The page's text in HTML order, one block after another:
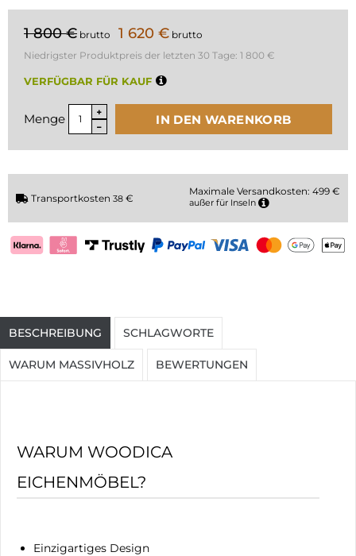
1 800 € brutto 1 620 € brutto
Niedrigster Produktpreis der letzten 30 Tage: 1 800 €
VERFÜGBAR FÜR KAUF
Menge IN DEN WARENKORB
Transportkosten 38 €
Maximale Versandkosten: 499 €
außer für Inseln
BESCHREIBUNG SCHLAGWORTE
WARUM MASSIVHOLZ BEWERTUNGEN
WARUM WOODICA
EICHENMÖBEL?
Einzigartiges Design